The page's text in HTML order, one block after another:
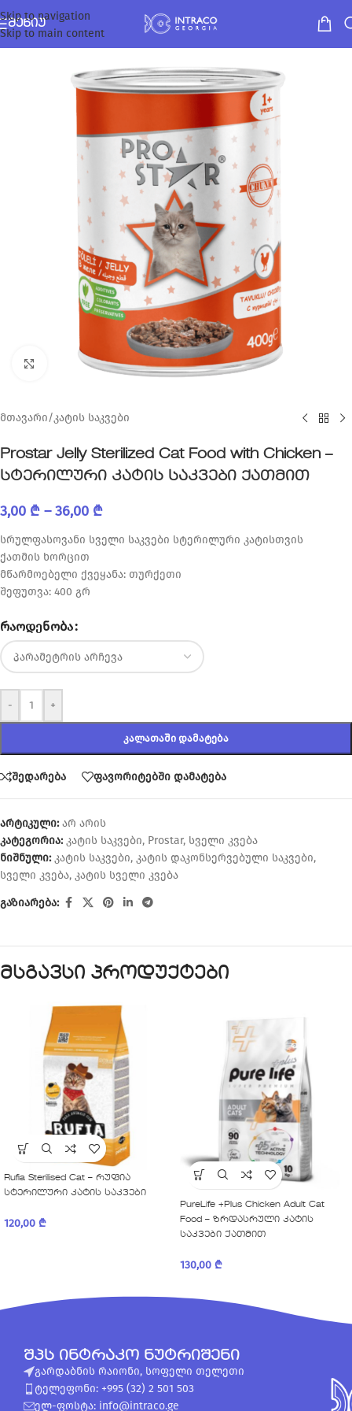
Skip to navigation
Skip to main content
ᲛᲔᲜᲘᲣ
Click to enlarge
მთავარი/კატის საკვები
Prostar Jelly Sterilized Cat Food with Chicken –
სტერილური კატის საკვები ქათმით
3,00 ₾ – 36,00 ₾
სრულფასოვანი სველი საკვები სტერილური კატისთვის
ქათმის ხორცით
მწარმოებელი ქვეყანა: თურქეთი
შეფუთვა: 400 გრ
ᲠᲐᲝᲓᲔᲜᲝᲑᲐ
- +
ᲙᲐᲚᲐᲗᲐᲨᲘ ᲓᲐᲛᲐᲢᲔᲑᲐ
შედარება ფავორიტებში დამატება
არტიკული:არ არის
კატეგორია: კატის საკვები, Prostar, სველი კვება
ნიშნული: კატის საკვები, კატის დაკონსერვებული საკვები,
სველი კვება, კატის სველი კვება
გაზიარება:
მსგავსი პროდუქტები
Rufia Sterilised Cat – რუფია
სტერილური კატის საკვები
120,00 ₾
PureLife +Plus Chicken Adult Cat
Food – ზრდასრული კატის
საკვები ქათმით
130,00 ₾
შპს ინტრაკო ნუტრიშენი
გარდაბნის რაიონი, სოფელი თელეთი
ტელეფონი: +995 (32) 2 501 503
ელ-ფოსტა: info@intraco.ge